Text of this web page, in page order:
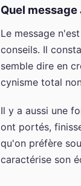
Quel
Le message
conseils. Il
semble dire en
cynisme total
Il y a aussi une
ont portés,
qu'on préfère
caractérise son